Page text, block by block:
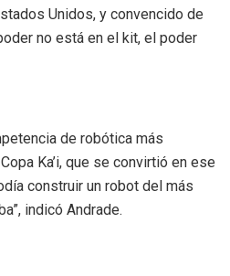
Unidos, y convencido de
no está en el kit, el poder
de robótica más
Ka’i, que se convirtió en ese
construir un robot del más
indicó Andrade.